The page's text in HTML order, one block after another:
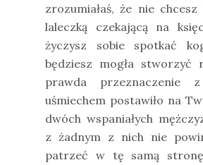
zrozumiałaś, że nie
laleczką czekającą na
życzysz sobie spotkać
będziesz mogła stworzyć
prawda przeznaczenie
uśmiechem postawiło na
dwóch wspaniałych
z żadnym z nich nie
patrzeć w tę samą